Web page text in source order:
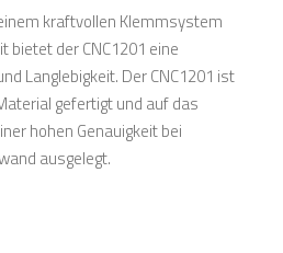
kraftvollen Klemmsystem
der CNC1201 eine
Langlebigkeit. Der CNC1201 ist
gefertigt und auf das
hohen Genauigkeit bei
ausgelegt.